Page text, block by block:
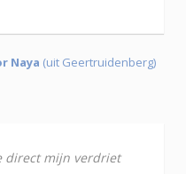
Naya (uit Geertruidenberg)
direct mijn verdriet